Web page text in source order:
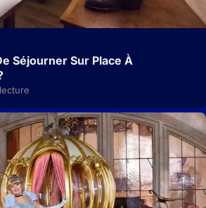
Séjourner Sur Place À